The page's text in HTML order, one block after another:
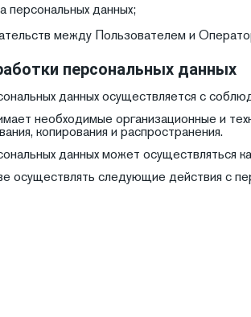
персональных данных;
между Пользователем и
персональных данных
данных осуществляется с
необходимые организационные и
копирования и распространения.
данных может осуществляться
осуществлять следующие действия с